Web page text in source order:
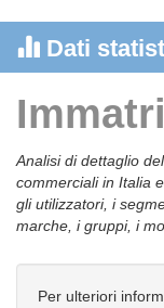
Dati
Analisi di dettaglio
commerciali in Italia
gli utilizzatori, i
marche, i gruppi, i
Per ulteriori